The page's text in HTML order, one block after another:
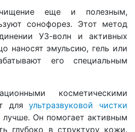
еще и полезным,
сонофорез. Этот метод
УЗ-волн и активных
наносят эмульсию, гель или
его специальным
косметическими
дляультразвуковой чистки
Он помогает активным
глубоко в структуру кожи.